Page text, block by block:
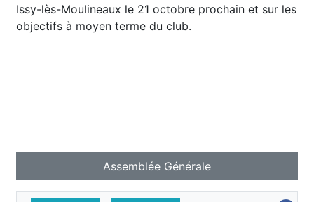
Issy-lès-Moulineaux le 21 octobre prochain et sur les
objectifs à moyen terme du club.
Assemblée Générale